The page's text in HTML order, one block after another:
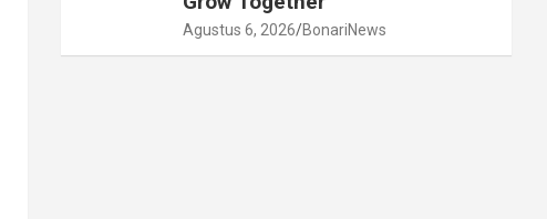
Agustus 6, 2026 BonariNews